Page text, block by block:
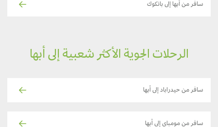
سافر من أبها إلى بانكوك
الرحلات الجوية الأكثر شعبية إلى أبها
سافر من حيدراباد إلى أبها
سافر من مومباي إلى أبها